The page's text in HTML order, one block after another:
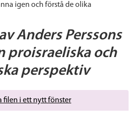
igen och förstå de olika
Anders Perssons
proisraeliska och
perspektiv
filen i ett nytt fönster